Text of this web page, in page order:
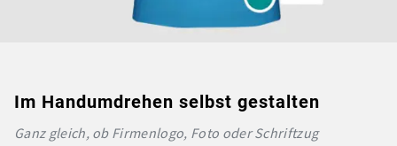
Im Handumdrehen selbst gestalten
Ganz gleich, ob Firmenlogo, Foto oder Schriftzug